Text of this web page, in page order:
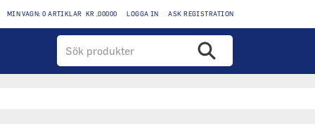
MIN VAGN: 0 ARTIKLAR KR ,00000 LOGGA IN ASK REGISTRATION